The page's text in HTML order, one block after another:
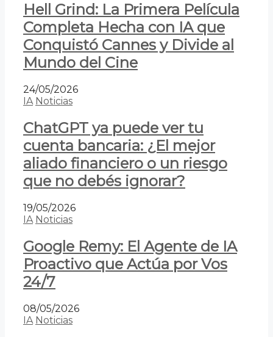
Hell Grind: La Primera Película
Completa Hecha con IA que
Conquistó Cannes y Divide al
Mundo del Cine
24/05/2026
IA Noticias
ChatGPT ya puede ver tu
cuenta bancaria: ¿El mejor
aliado financiero o un riesgo
que no debés ignorar?
19/05/2026
IA Noticias
Google Remy: El Agente de IA
Proactivo que Actúa por Vos
24/7
08/05/2026
IA Noticias